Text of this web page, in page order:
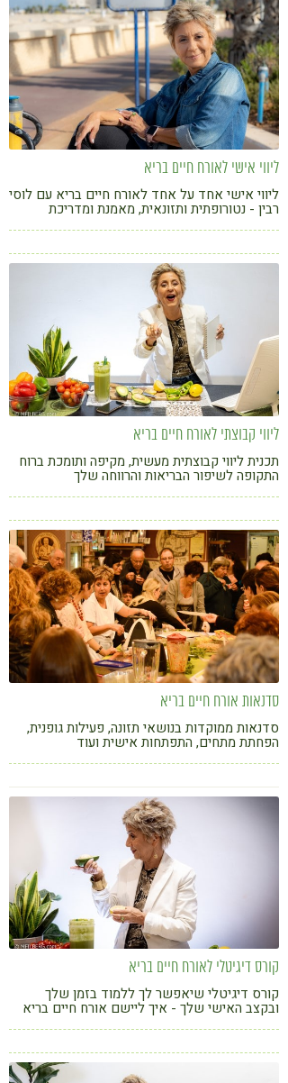
ליווי אישי לאורח חיים בריא
ליווי אישי אחד על אחד לאורח חיים בריא עם לוסי
רבין - נטורופתית ותזונאית, מאמנת ומדריכת
ליווי קבוצתי לאורח חיים בריא
תכנית ליווי קבוצתית מעשית, מקיפה ותומכת ברוח
התקופה לשיפור הבריאות והרווחה שלך
סדנאות אורח חיים בריא
סדנאות ממוקדות בנושאי תזונה, פעילות גופנית,
הפחתת מתחים, התפתחות אישית ועוד
קורס דיגיטלי לאורח חיים בריא
קורס דיגיטלי שיאפשר לך ללמוד בזמן שלך
ובקצב האישי שלך - איך ליישם אורח חיים בריא